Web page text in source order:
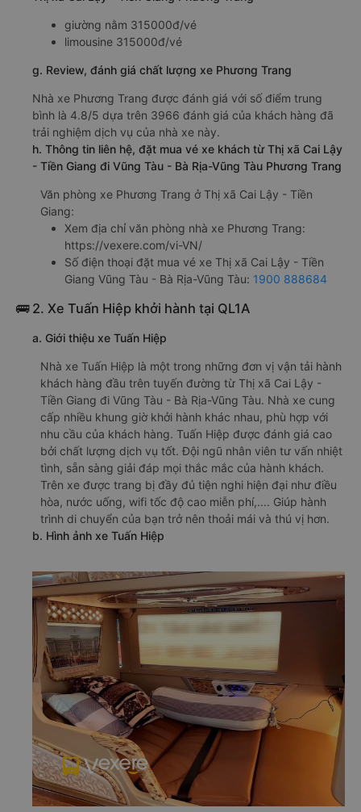
giường nằm 315000đ/vé
limousine 315000đ/vé
g. Review, đánh giá chất lượng xe Phương Trang
Nhà xe Phương Trang được đánh giá với số điểm trung
bình là 4.8/5 dựa trên 3966 đánh giá của khách hàng đã
trải nghiệm dịch vụ của nhà xe này.
h. Thông tin liên hệ, đặt mua vé xe khách từ Thị xã Cai Lậy
- Tiền Giang đi Vũng Tàu - Bà Rịa-Vũng Tàu Phương Trang
Văn phòng xe Phương Trang ở Thị xã Cai Lậy - Tiền
Giang:
Xem địa chỉ văn phòng nhà xe Phương Trang:
https://vexere.com/vi-VN/
Số điện thoại đặt mua vé xe Thị xã Cai Lậy - Tiền
Giang Vũng Tàu - Bà Rịa-Vũng Tàu: 1900 888684
🚌 2. Xe Tuấn Hiệp khởi hành tại QL1A
a. Giới thiệu xe Tuấn Hiệp
Nhà xe Tuấn Hiệp là một trong những đơn vị vận tải hành
khách hàng đầu trên tuyến đường từ Thị xã Cai Lậy -
Tiền Giang đi Vũng Tàu - Bà Rịa-Vũng Tàu. Nhà xe cung
cấp nhiều khung giờ khởi hành khác nhau, phù hợp với
nhu cầu của khách hàng. Tuấn Hiệp được đánh giá cao
bởi chất lượng dịch vụ tốt. Đội ngũ nhân viên tư vấn nhiệt
tình, sẵn sàng giải đáp mọi thắc mắc của hành khách.
Trên xe được trang bị đầy đủ tiện nghi hiện đại như điều
hòa, nước uống, wifi tốc độ cao miễn phí,.... Giúp hành
trình di chuyển của bạn trở nên thoải mái và thú vị hơn.
b. Hình ảnh xe Tuấn Hiệp